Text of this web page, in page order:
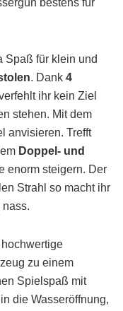
bestens für
Spaß für klein und
. Dank 4
ihr kein Ziel
stehen. Mit dem
anvisieren. Trefft
Doppel- und
enorm steigern. Der
Strahl so macht ihr
hochwertige
zu einem
Spielspaß mit
die Wasseröffnung,